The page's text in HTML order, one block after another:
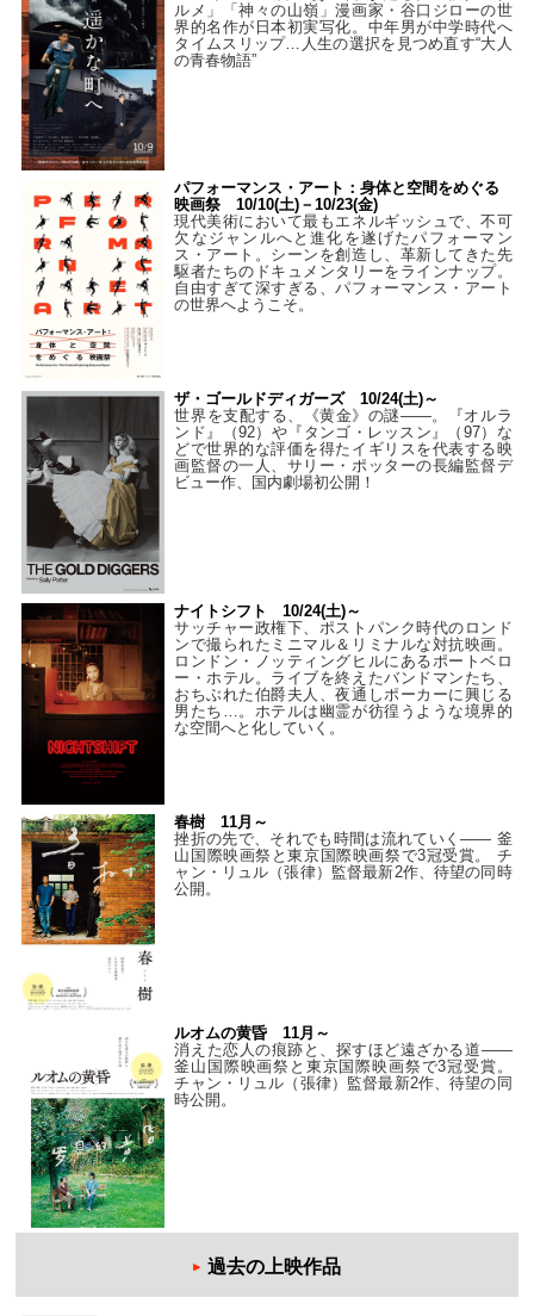
ルメ」「神々の山嶺」漫画家・谷口ジローの世
界的名作が日本初実写化。中年男が中学時代へ
タイムスリップ…人生の選択を見つめ直す“大人
の青春物語”
パフォーマンス・アート：身体と空間をめぐる
映画祭 10/10(土)－10/23(金)
現代美術において最もエネルギッシュで、不可
欠なジャンルへと進化を遂げたパフォーマン
ス・アート。シーンを創造し、革新してきた先
駆者たちのドキュメンタリーをラインナップ。
自由すぎて深すぎる、パフォーマンス・アート
の世界へようこそ。
ザ・ゴールドディガーズ 10/24(土)～
世界を支配する、《黄金》の謎――。『オルラ
ンド』（92）や『タンゴ・レッスン』（97）な
どで世界的な評価を得たイギリスを代表する映
画監督の一人、サリー・ポッターの長編監督デ
ビュー作、国内劇場初公開！
ナイトシフト 10/24(土)～
サッチャー政権下、ポストパンク時代のロンド
ンで撮られたミニマル＆リミナルな対抗映画。
ロンドン・ノッティングヒルにあるポートベロ
ー・ホテル。ライブを終えたバンドマンたち、
おちぶれた伯爵夫人、夜通しポーカーに興じる
男たち…。ホテルは幽霊が彷徨うような境界的
な空間へと化していく。
春樹 11月～
挫折の先で、それでも時間は流れていく—— 釜
山国際映画祭と東京国際映画祭で3冠受賞。 チ
ャン・リュル（張律）監督最新2作、待望の同時
公開。
ルオムの黄昏 11月～
消えた恋人の痕跡と、探すほど遠ざかる道——
釜山国際映画祭と東京国際映画祭で3冠受賞。
チャン・リュル（張律）監督最新2作、待望の同
時公開。
過去の上映作品